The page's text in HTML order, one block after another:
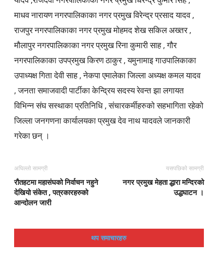
माधव नारायण नगरपालिकाका नगर प्रमुख विरेन्द्र प्रसाद यादव ,
राजपुर नगरपालिकाका नगर प्रमुख मोहमद शेख सकिल अख्तर ,
मौलापुर नगरपालिकाका नगर प्रमुख रिना कुमारी साह , गौर
नगरपालिकाका उपप्रमुख किरण ठाकुर , यमुनामाइ गाउपालिकाका
उपाध्यक्ष गिता देवी साह , नेकपा एमालेका जिल्ला अध्यक्ष कमल यादव
, जनता समाजवादी पार्टीका केन्द्रिय सदस्य रेवन्त झा लगायत
विभिन्न संघ सस्थाका प्रतिनिधि , संचारकर्मीहरुको सहभागिता रहेको
जिल्ला जनगणना कार्यालयका प्रमुख देव नाथ यादवले जानकारी
गरेका छन् ।
अघिल्लो सामग्री
रौतहटमा महासंघको निर्वाचन नहुने
देखियो संकेत , पत्रकारहरुको
आन्दोलन जारी
यसपछिको सामग्री
नगर प्रमुख मेहता द्धारा मन्दिरको
उद्धघाटन ।
थप समाचारहरु